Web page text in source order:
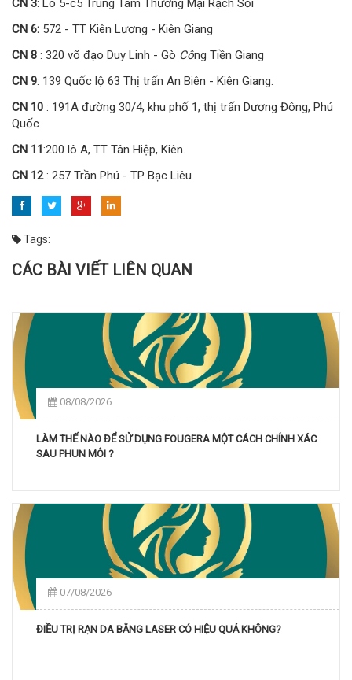
CN 3: Lô 5-c5 Trung Tâm Thương Mại Rạch Sỏi
CN 6: 572 - TT Kiên Lương - Kiên Giang
CN 8 : 320 võ đạo Duy Linh - Gò Công Tiền Giang
CN 9: 139 Quốc lộ 63 Thị trấn An Biên - Kiên Giang.
CN 10 : 191A đường 30/4, khu phố 1, thị trấn Dương Đông, Phú
Quốc
CN 11:200 lô A, TT Tân Hiệp, Kiên.
CN 12: 257 Trần Phú - TP Bạc Liêu
Tags:
CÁC BÀI VIẾT LIÊN QUAN
08/08/2026
LÀM THẾ NÀO ĐỂ SỬ DỤNG FOUGERA MỘT CÁCH CHÍNH XÁC
SAU PHUN MÔI ?
07/08/2026
ĐIỀU TRỊ RẠN DA BẰNG LASER CÓ HIỆU QUẢ KHÔNG?